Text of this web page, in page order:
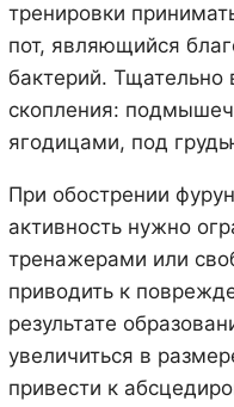
тренировки
пот, являющийся
бактерий.
скопления:
ягодицами, под
При обострении
активность нужно
тренажерами или
приводить к
результате
увеличиться в
привести к